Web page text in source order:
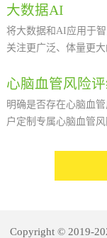
脂蛋白、脂蛋白脂酶
巢”效应精准修复早期
脉硬化和粥样斑块形
功能紊乱造成的血管
进行补充、调理、平
提高生活质量、健康
风险的重要诱因，腹
有密切关系以外，荷
功能及脑功能精准评
能，评估心脑血管系
等，直观观察血细胞
氧化维生素和解毒能
式的关系着手，研究
预警信号和疾病症状
及房室结构、血流动
脑组织血流动力学异
大数据AI
将大数据和AI应用于
关注更广泛、体量更
谢等生物医学数据。
化，建立楷恩“云健康
心脑血管风险
明确是否存在心脑血
户定制专属心脑血管风
Copyright © 2019-